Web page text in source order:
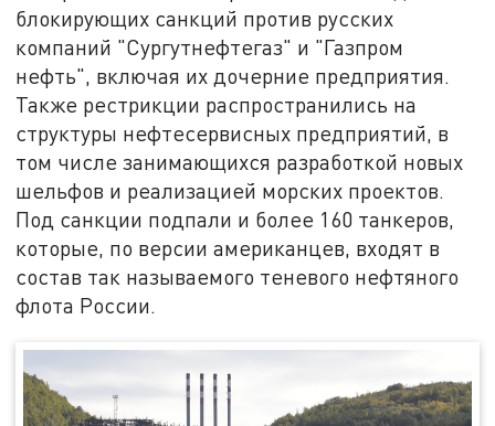
блокирующих санкций против русских
компаний "Сургутнефтегаз" и "Газпром
нефть", включая их дочерние предприятия.
Также рестрикции распространились на
структуры нефтесервисных предприятий, в
том числе занимающихся разработкой новых
шельфов и реализацией морских проектов.
Под санкции подпали и более 160 танкеров,
которые, по версии американцев, входят в
состав так называемого теневого нефтяного
флота России.